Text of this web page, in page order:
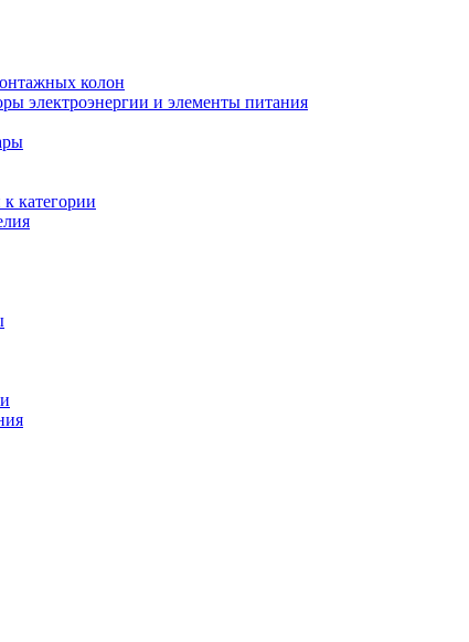
колон
электроэнергии и элементы питания
категории